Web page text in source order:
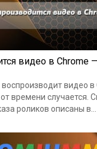
видео в Chrome
видео в
времени случается.
роликов описаны в…